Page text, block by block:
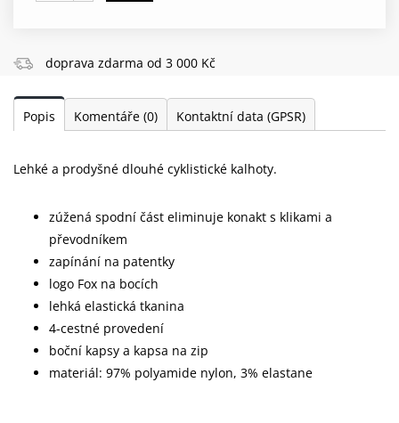
doprava zdarma od 3 000 Kč
Popis Komentáře (0) Kontaktní data (GPSR)
Lehké a prodyšné dlouhé cyklistické kalhoty.
zúžená spodní část eliminuje konakt s klikami a
převodníkem
zapínání na patentky
logo Fox na bocích
lehká elastická tkanina
4-cestné provedení
boční kapsy a kapsa na zip
materiál: 97% polyamide nylon, 3% elastane